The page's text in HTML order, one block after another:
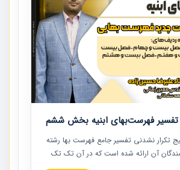
تفسیر فهرست‌بهای ابنیه بخش ششم
تکرار نشدنی تفسیر جامع فهرست بها رشته
آن ارائه شده است که در آن تک تک
فهرست بها تفسیر و ارائه شده است. این